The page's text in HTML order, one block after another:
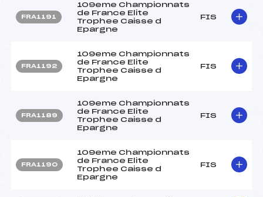
FRA1191
109eme Championnats
de France Elite
Trophee Caisse d
Epargne
FIS
FRA1192
109eme Championnats
de France Elite
Trophee Caisse d
Epargne
FIS
FRA1189
109eme Championnats
de France Elite
Trophee Caisse d
Epargne
FIS
FRA1190
109eme Championnats
de France Elite
Trophee Caisse d
Epargne
FIS